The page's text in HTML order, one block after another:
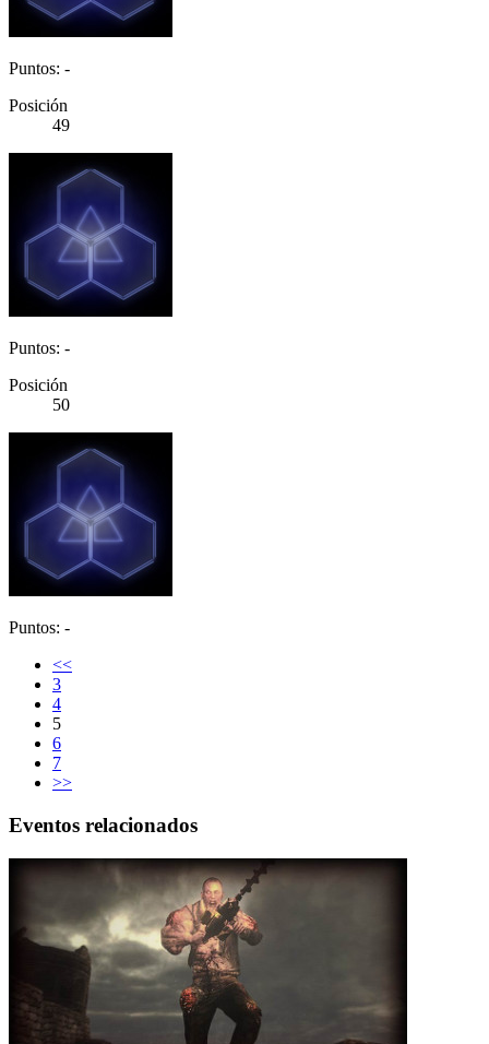
Puntos: -
Posición
49
Puntos: -
Posición
50
Puntos: -
<<
3
4
5
6
7
>>
Eventos relacionados